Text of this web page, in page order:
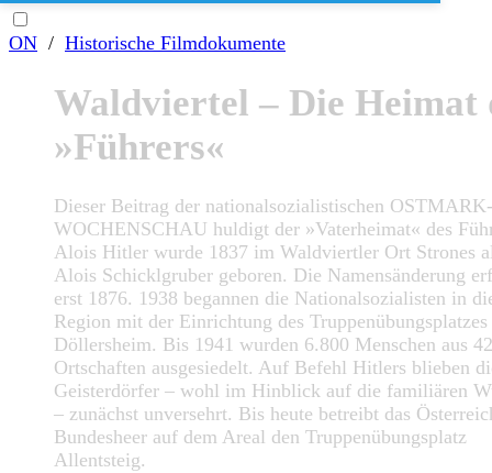
ON / Historische Filmdokumente
Waldviertel – Die Heimat
»Führers«
Dieser Beitrag der nationalsozialistischen OSTMARK-
WOCHENSCHAU huldigt der »Vaterheimat« des
Alois Hitler wurde 1837 im Waldviertler Ort Strones
Alois Schicklgruber geboren. Die Namensänderung
erst 1876. 1938 begannen die Nationalsozialisten in
Region mit der Einrichtung des Truppenübungsplatzes
Döllersheim. Bis 1941 wurden 6.800 Menschen aus 42
Ortschaften ausgesiedelt. Auf Befehl Hitlers blieben
Geisterdörfer – wohl im Hinblick auf die familiären
– zunächst unversehrt. Bis heute betreibt das
Bundesheer auf dem Areal den Truppenübungsplatz
Allentsteig.